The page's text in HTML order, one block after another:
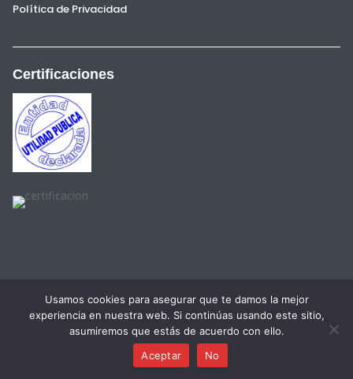
Política de Privacidad
Certificaciones
English(Anglais) Français Español(Espagnol)
Valenciano( Valencien ) Català(Catalan
Usamos cookies para asegurar que te damos la mejor
experiencia en nuestra web. Si continúas usando este sitio,
asumiremos que estás de acuerdo con ello.
Aceptar
No